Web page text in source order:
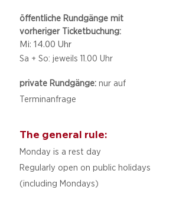
öffentliche Rundgänge mit
vorheriger Ticketbuchung:
Mi: 14.00 Uhr
Sa + So: jeweils 11.00 Uhr
private Rundgänge: nur auf
Terminanfrage
The general rule:
Monday is a rest day
Regularly open on public holidays
(including Mondays)